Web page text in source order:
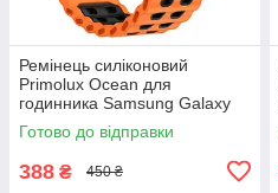
Ремінець силіконовий
Primolux Ocean для
годинника Samsung Galaxy
Watch 8 - Orange
Готово до відправки
388 ₴ 450 ₴